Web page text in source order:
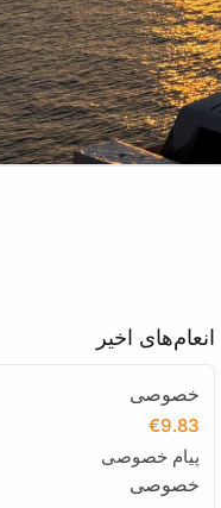
انعام‌های اخیر
خصوصی
€9.83
پیام خصوصی
خصوصی